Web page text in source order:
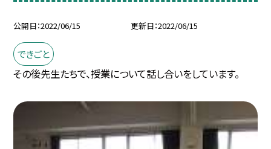
公開日 2022/06/15 更新日 2022/06/15
できごと
その後先生たちで、授業について話し合いをしています。